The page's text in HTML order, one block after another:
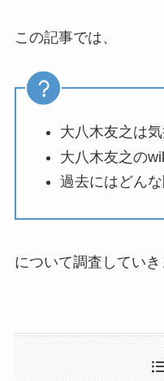
この記事では、
大八木友之は
大八木友之の
過去にはどん
について調査していき